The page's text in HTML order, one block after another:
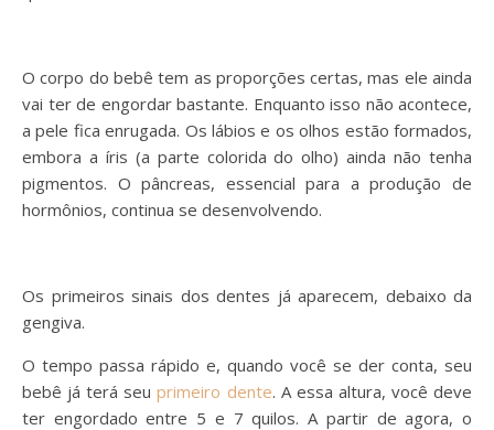
O corpo do bebê tem as proporções certas, mas ele ainda
vai ter de engordar bastante. Enquanto isso não acontece,
a pele fica enrugada. Os lábios e os olhos estão formados,
embora a íris (a parte colorida do olho) ainda não tenha
pigmentos. O pâncreas, essencial para a produção de
hormônios, continua se desenvolvendo.
Os primeiros sinais dos dentes já aparecem, debaixo da
gengiva.
O tempo passa rápido e, quando você se der conta, seu
bebê já terá seuprimeiro dente. A essa altura, você deve
ter engordado entre 5 e 7 quilos. A partir de agora, o